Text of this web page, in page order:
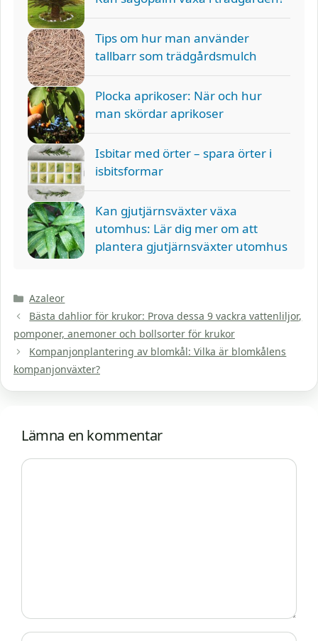
Tips om hur man använder
tallbarr som trädgårdsmulch
Plocka aprikoser: När och hur
man skördar aprikoser
Isbitar med örter – spara örter i
isbitsformar
Kan gjutjärnsväxter växa
utomhus: Lär dig mer om att
plantera gjutjärnsväxter utomhus
Kategorier
Azaleor
Bästa dahlior för krukor: Prova dessa 9 vackra vattenliljor,
pomponer, anemoner och bollsorter för krukor
Kompanjonplantering av blomkål: Vilka är blomkålens
kompanjonväxter?
Lämna en kommentar
Kommentar